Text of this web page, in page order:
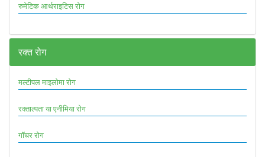
रुमेटिक आर्थराइटिस रोग
रक्त रोग
मल्टीपल माइलोमा रोग
रक्ताल्पता या एनीमिया रोग
गॉचर रोग